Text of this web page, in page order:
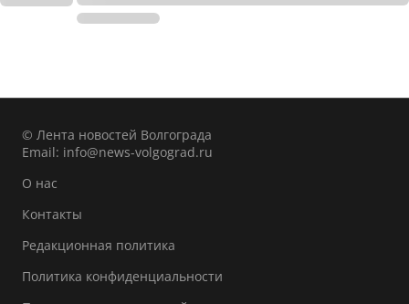
© Лента новостей Волгограда
Email: info@news-volgograd.ru
О нас
Контакты
Редакционная политика
Политика конфиденциальности